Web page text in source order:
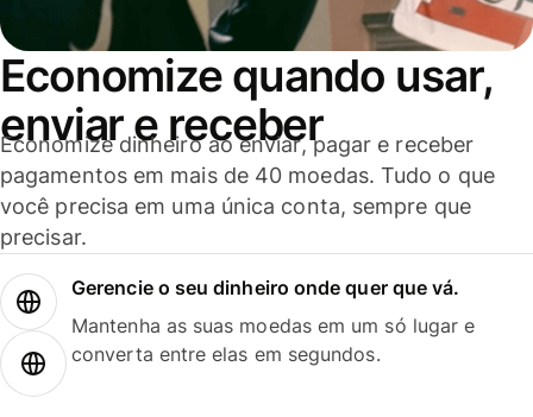
Economize quando usar,
enviar e receber
Economize dinheiro ao enviar, pagar e receber
pagamentos em mais de 40 moedas. Tudo o que
você precisa em uma única conta, sempre que
precisar.
Gerencie o seu dinheiro onde quer que vá.
Mantenha as suas moedas em um só lugar e
converta entre elas em segundos.